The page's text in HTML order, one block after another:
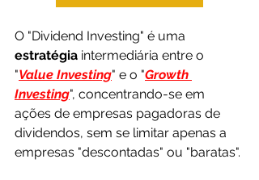
O "Dividend Investing" é uma
estratégia intermediária entre o
"Value Investing" e o "Growth
Investing", concentrando-se em
ações de empresas pagadoras de
dividendos, sem se limitar apenas a
empresas "descontadas" ou "baratas".